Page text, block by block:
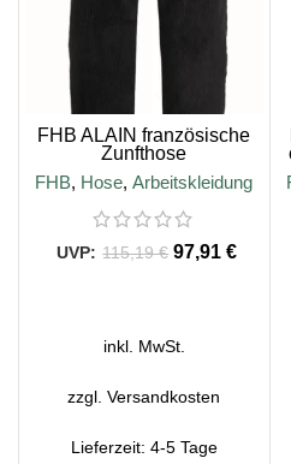
FHB ALAIN französische
Zunfthose
FHB, Hose,Arbeitskleidung
115,19€ 97,91€
inkl. MwSt.
zzgl.Versandkosten
Lieferzeit: 4-5 Tage